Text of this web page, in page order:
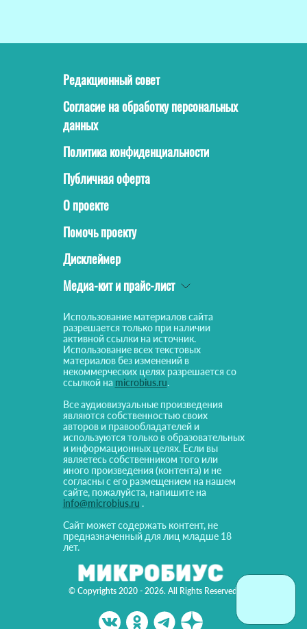
© Copyrights 2020 - 2026. All Rights Reserved!
Редакционный совет
Согласие на обработку персональных
данных
Политика конфиденциальности
Публичная оферта
О проекте
Помочь проекту
Дисклеймер
Медиа-кит и прайс-лист
Использование материалов сайта
разрешается только при наличии
активной ссылки на источник.
Использование всех текстовых
материалов без изменений в
некоммерческих целях разрешается со
ссылкой на microbius.ru.
Все аудиовизуальные произведения
являются собственностью своих
авторов и правообладателей и
используются только в образовательных
и информационных целях. Если вы
являетесь собственником того или
иного произведения (контента) и не
согласны с его размещением на нашем
сайте, пожалуйста, напишите на
info@microbius.ru .
Сайт может содержать контент, не
предназначенный для лиц младше 18
лет.